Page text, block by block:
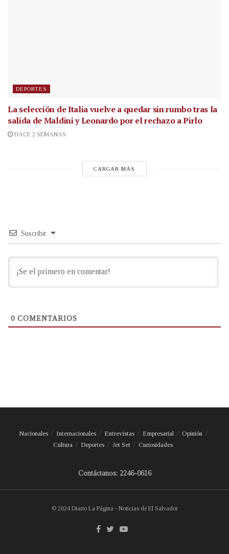
DEPORTES
La selección de Italia vuelve a quedar sin rumbo tras la
salida de Maldini y Leonardo por el rechazo a Pirlo
HACE 2 SEMANAS
CARGAR MÁS
Suscribir
0 COMENTARIOS
Nacionales Internacionales Entrevistas Empresarial
Opinión
Cultura
Deportes Jet Set Curiosidades
Contáctanos: 2246-0616
© 2024 Diario La Página - Noticias de El Salvador